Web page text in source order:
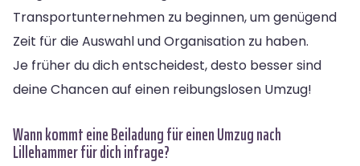
Transportunternehmen zu beginnen, um genügend
Zeit für die Auswahl und Organisation zu haben.
Je früher du dich entscheidest, desto besser sind
deine Chancen auf einen reibungslosen Umzug!
Wann kommt eine Beiladung für einen Umzug nach
Lillehammer für dich infrage?